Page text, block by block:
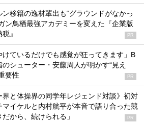
ン移籍の逸材輩出も“グラウンドがなかっ
ン鳥栖最強アカデミーを変えた『企業版
』
PR
けているだけでも感覚が狂ってきます」B
のシューター・安藤周人が明かす“見え
要性
PR
界と体操界の同学年レジェンド対談》初対
マイケルと内村航平が本音で語り合った競
から、続けられる」
PR